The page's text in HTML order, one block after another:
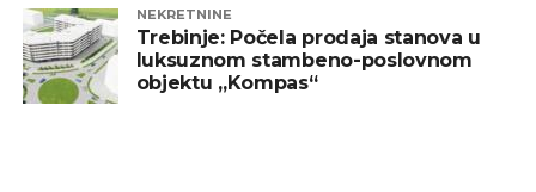
NEKRETNINE
Trebinje: Počela prodaja stanova u
luksuznom stambeno-poslovnom
objektu „Kompas“